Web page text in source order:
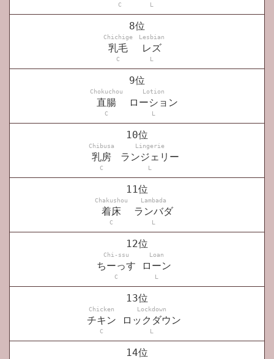
C L
8位
Chichige Lesbian
乳毛 レズ
C L
9位
Chokuchou Lotion
直腸 ローション
C L
10位
Chibusa Lingerie
乳房 ランジェリー
C L
11位
Chakushou Lambada
着床 ランバダ
C L
12位
Chi-ssu Loan
ちーっす ローン
C L
13位
Chicken Lockdown
チキン ロックダウン
C L
14位